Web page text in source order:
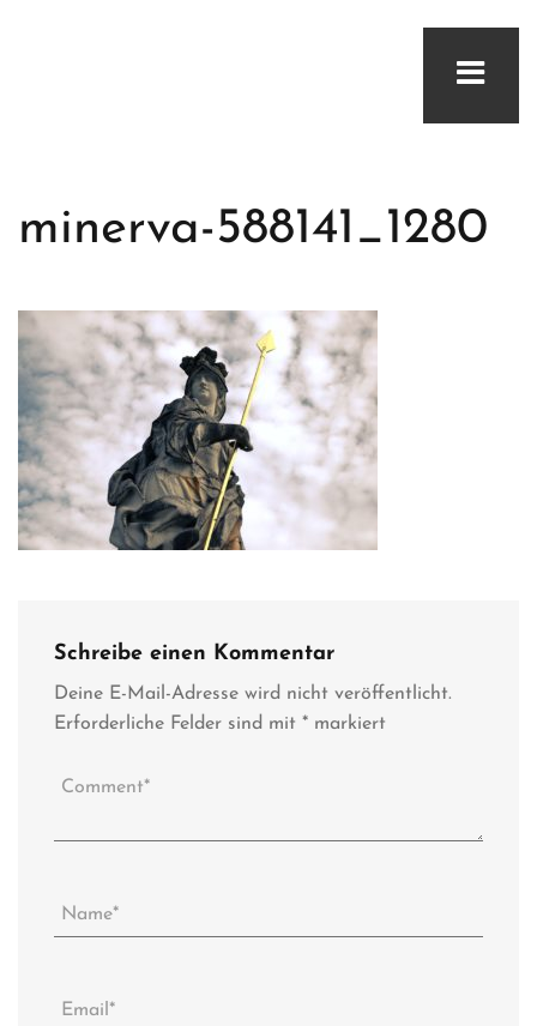
minerva-588141_1280
Schreibe einen Kommentar
Deine E-Mail-Adresse wird nicht veröffentlicht.
Erforderliche Felder sind mit * markiert